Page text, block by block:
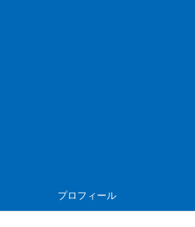
プロフィール